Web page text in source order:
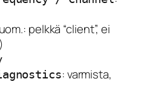
pelkkä “client”, ei
: varmista,